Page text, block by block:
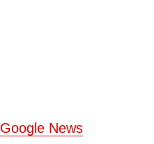
Google News